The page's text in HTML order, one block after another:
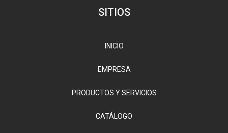
SITIOS
INICIO
EMPRESA
PRODUCTOS Y SERVICIOS
CATÁLOGO